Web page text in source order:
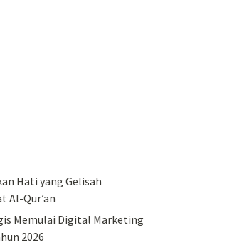
Hati yang Gelisah
Al-Qur’an
Memulai Digital Marketing
2026